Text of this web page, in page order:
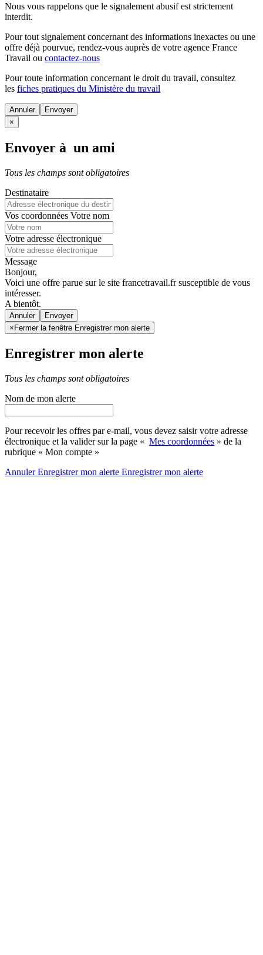
Nous vous rappelons que le signalement abusif est strictement
interdit.
Pour tout signalement concernant des informations inexactes ou une
offre déjà pourvue, rendez-vous auprès de votre agence France
Travail ou contactez-nous
Pour toute information concernant le droit du travail, consultez
les fiches pratiques du Ministère du travail
Annuler
×
Envoyer à un ami
Tous les champs sont obligatoires
Destinataire
Vos coordonnées Votre nom
Votre adresse électronique
Message
Bonjour,
Voici une offre parue sur le site francetravail.fr susceptible de vous
intéresser.
A bientôt.
Annuler
× Fermer la fenêtre Enregistrer mon alerte
Enregistrer mon alerte
Tous les champs sont obligatoires
Nom de mon alerte
Pour recevoir les offres par e-mail, vous devez saisir votre adresse
électronique et la valider sur la page « Mes coordonnées » de la
rubrique « Mon compte »
AnnulerEnregistrer mon alerte Enregistrermon alerte